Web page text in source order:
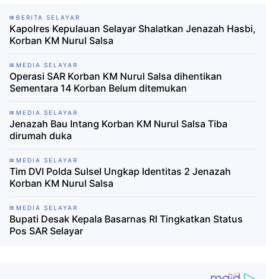
BERITA SELAYAR
Kapolres Kepulauan Selayar Shalatkan Jenazah Hasbi,
Korban KM Nurul Salsa
MEDIA SELAYAR
Operasi SAR Korban KM Nurul Salsa dihentikan
Sementara 14 Korban Belum ditemukan
MEDIA SELAYAR
Jenazah Bau Intang Korban KM Nurul Salsa Tiba
dirumah duka
MEDIA SELAYAR
Tim DVI Polda Sulsel Ungkap Identitas 2 Jenazah
Korban KM Nurul Salsa
MEDIA SELAYAR
Bupati Desak Kepala Basarnas RI Tingkatkan Status
Pos SAR Selayar